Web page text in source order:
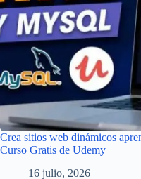
Crea sitios web dinámicos
Curso Gratis de Udemy
16 julio, 2026